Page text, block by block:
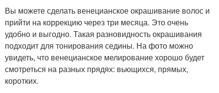
Вы можете сделать венецианское окрашивание волос и
прийти на коррекцию через три месяца. Это очень
удобно и выгодно. Такая разновидность окрашивания
подходит для тонирования седины. На фото можно
увидеть, что венецианское мелирование хорошо будет
смотреться на разных прядях: вьющихся, прямых,
коротких.